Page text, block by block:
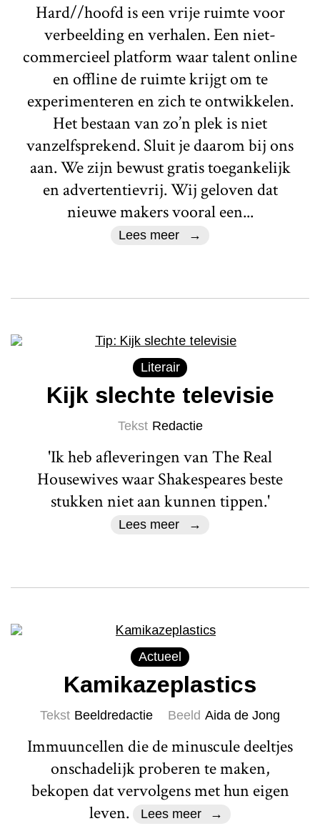
Hard//hoofd is een vrije ruimte voor
verbeelding en verhalen. Een niet-
commercieel platform waar talent online
en offline de ruimte krijgt om te
experimenteren en zich te ontwikkelen.
Het bestaan van zo’n plek is niet
vanzelfsprekend. Sluit je daarom bij ons
aan. We zijn bewust gratis toegankelijk
en advertentievrij. Wij geloven dat
nieuwe makers vooral een...
Lees meer
Literair
Kijk slechte televisie
Tekst Redactie
'Ik heb afleveringen van The Real
Housewives waar Shakespeares beste
stukken niet aan kunnen tippen.'
Lees meer
Actueel
Kamikazeplastics
Tekst Beeldredactie Beeld Aida de Jong
Immuuncellen die de minuscule deeltjes
onschadelijk proberen te maken,
bekopen dat vervolgens met hun eigen
leven.
Lees meer